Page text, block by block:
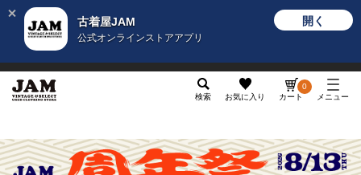
古着屋JAM
公式オンラインストアアプリ
開く
検索 お気に入り カート
0
メニュー